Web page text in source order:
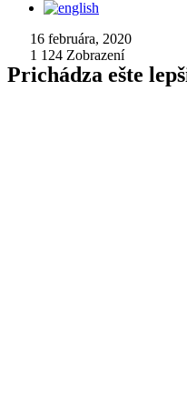
16 februára, 2020
1 124 Zobrazení
Prichádza ešte